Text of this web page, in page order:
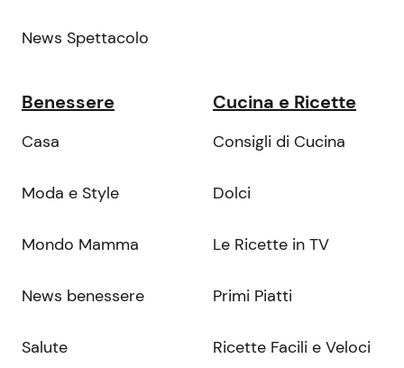
News Spettacolo
Benessere
Casa
Moda e Style
Mondo Mamma
News benessere
Salute
Cucina e Ricette
Consigli di Cucina
Dolci
Le Ricette in TV
Primi Piatti
Ricette Facili e Veloci